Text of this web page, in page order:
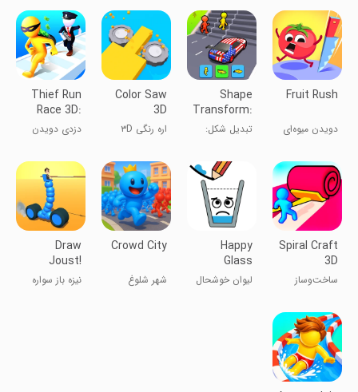
Fruit Rush
دویدن میوه‌ای
Shape
Transform:
Shifting Car
تبدیل شکل:
Color Saw
3D
اره رنگی ۳D
Thief Run
Race 3D:
Fun Race
دزدی دویدن
مسابقه
سرگرم‌کننده
Spiral Craft
3D
ساخت‌وساز
Happy
Glass
لیوان خوشحال
Crowd City
شهر شلوغ
Draw
Joust!
نیزه باز سواره